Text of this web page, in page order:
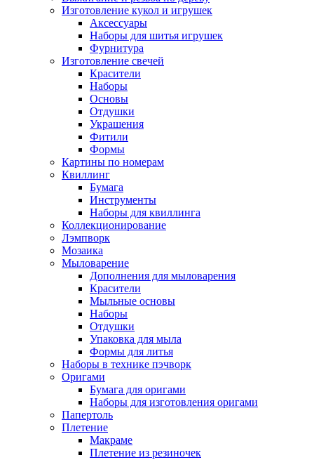
Изготовление кукол и игрушек
Аксессуары
Наборы для шитья игрушек
Фурнитура
Изготовление свечей
Красители
Наборы
Основы
Отдушки
Украшения
Фитили
Формы
Картины по номерам
Квиллинг
Бумага
Инструменты
Наборы для квиллинга
Коллекционирование
Лэмпворк
Мозаика
Мыловарение
Дополнения для мыловарения
Красители
Мыльные основы
Наборы
Отдушки
Упаковка для мыла
Формы для литья
Наборы в технике пэчворк
Оригами
Бумага для оригами
Наборы для изготовления оригами
Папертоль
Плетение
Макраме
Плетение из резиночек